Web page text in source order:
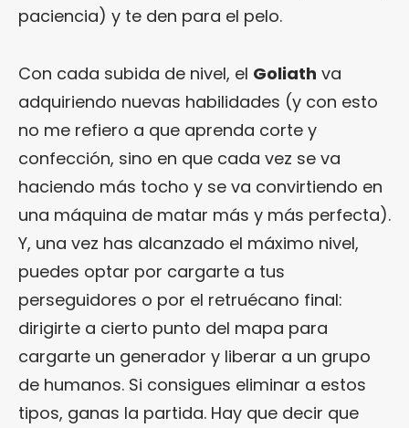
paciencia) y te den para el pelo.
Con cada subida de nivel, el Goliath va
adquiriendo nuevas habilidades (y con esto
no me refiero a que aprenda corte y
confección, sino en que cada vez se va
haciendo más tocho y se va convirtiendo en
una máquina de matar más y más perfecta).
Y, una vez has alcanzado el máximo nivel,
puedes optar por cargarte a tus
perseguidores o por el retruécano final:
dirigirte a cierto punto del mapa para
cargarte un generador y liberar a un grupo
de humanos. Si consigues eliminar a estos
tipos, ganas la partida. Hay que decir que